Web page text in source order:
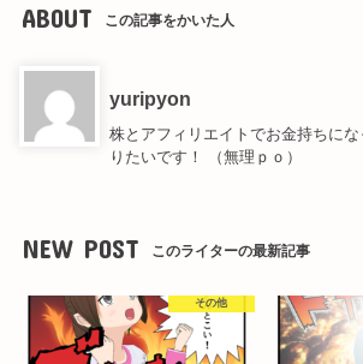
ABOUT この記事をかいた人
yuripyon
株とアフィリエイトでお金持ちに
りたいです！ （無理ｐｏ）
NEW POST このライターの最新記事
その他